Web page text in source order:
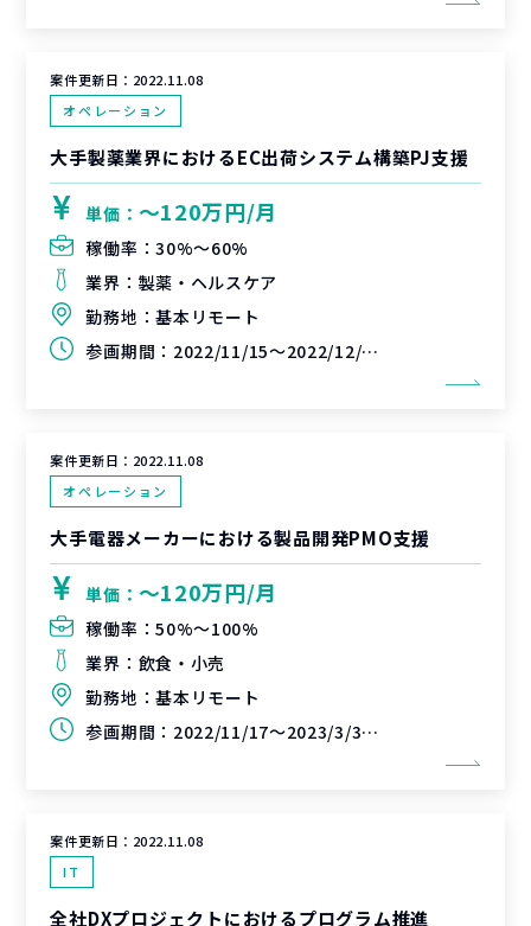
案件更新日： 2022.11.08
オペレーション
大手製薬業界におけるEC出荷システム構築PJ支援
単価： 〜120万円/月
稼働率：30%〜60%
業界： 製薬・ヘルスケア
勤務地：基本リモート
参画期間： 2022/11/15～2022/12/31(延長可能性あり)
案件更新日： 2022.11.08
オペレーション
大手電器メーカーにおける製品開発PMO支援
単価： 〜120万円/月
稼働率：50%〜100%
業界： 飲食・小売
勤務地：基本リモート
参画期間： 2022/11/17～2023/3/31(延長可能性あり)
案件更新日： 2022.11.08
IT
全社DXプロジェクトにおけるプログラム推進